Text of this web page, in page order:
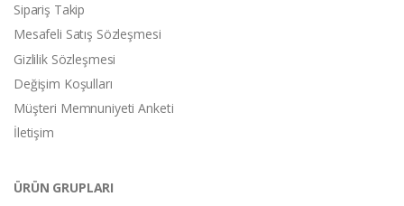
Sipariş Takip
Mesafeli Satış Sözleşmesi
Gizlilik Sözleşmesi
Değişim Koşulları
Müşteri Memnuniyeti Anketi
İletişim
ÜRÜN GRUPLARI